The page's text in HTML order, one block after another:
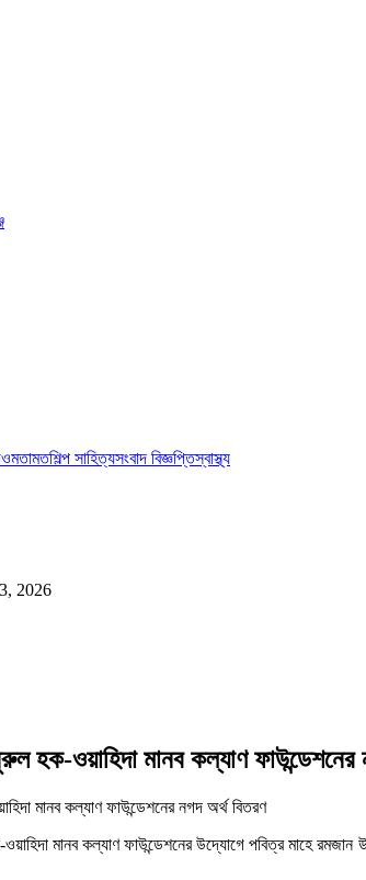
মতামতশিল্প সাহিত্যসংবাদ বিজ্ঞপ্তিস্বাস্থ্য
2026
হক-ওয়াহিদা মানব কল্যাণ ফাউন্ডেশনের
মানব কল্যাণ ফাউন্ডেশনের উদ্যোগে পবিত্র মাহে রমজান